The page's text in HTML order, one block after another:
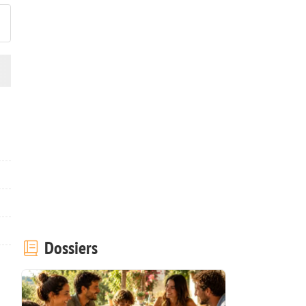
Dossiers